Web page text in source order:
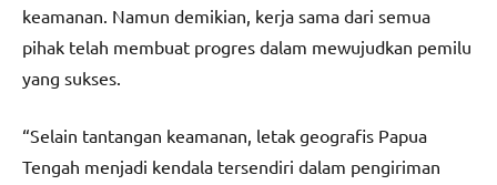
keamanan. Namun demikian, kerja sama dari semua
pihak telah membuat progres dalam mewujudkan pemilu
yang sukses.
“Selain tantangan keamanan, letak geografis Papua
Tengah menjadi kendala tersendiri dalam pengiriman